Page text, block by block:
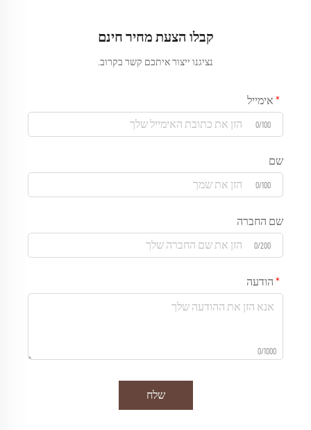
קבלו הצעת מחיר חינם
נציגנו ייצור איתכם קשר בקרוב.
אימייל
0/100
שם
0/100
שם החברה
0/200
הודעה
0/1000
שלח